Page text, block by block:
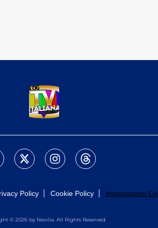
Policy Cookie Policy Impostazioni
© 2026 by Nexilia. All Rights Reserved